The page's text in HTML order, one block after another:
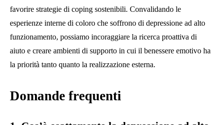
favorire strategie di coping sostenibili. Convalidando le
esperienze interne di coloro che soffrono di depressione ad alto
funzionamento, possiamo incoraggiare la ricerca proattiva di
aiuto e creare ambienti di supporto in cui il benessere emotivo ha
la priorità tanto quanto la realizzazione esterna.
Domande frequenti